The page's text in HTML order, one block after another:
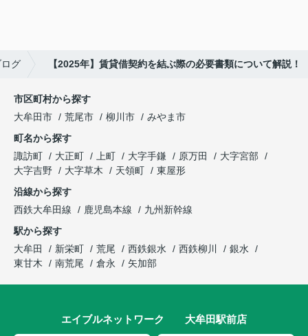
グ 【2025年】賃貸借契約を結ぶ際の必要書類について解説！
市区町村から探す
大牟田市
荒尾市 柳川市
みやま市
町名から探す
諏訪町
大正町 上町 大字手鎌 原万田
大字宮部
大字吉野
大字草木 天領町
東屋形
沿線から探す
西鉄大牟田線
鹿児島本線
九州新幹線
駅から探す
大牟田
新栄町 荒尾 西鉄銀水 西鉄柳川
銀水
東甘木
南荒尾 倉永 矢加部
エイブルネットワーク 大牟田駅前店